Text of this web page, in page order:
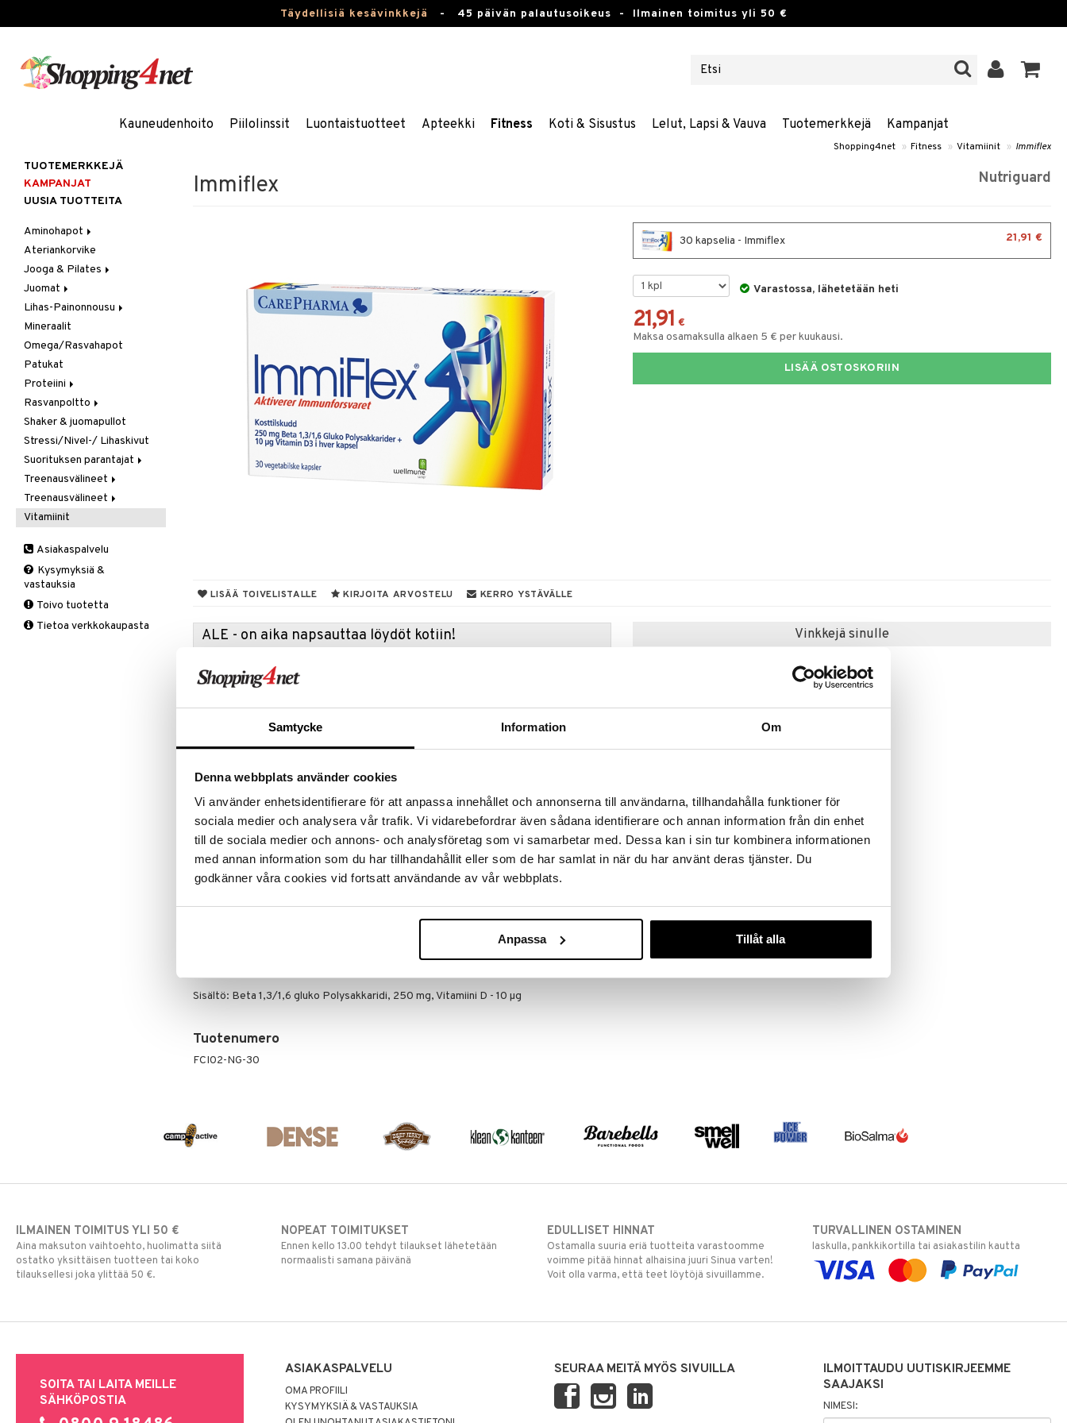
Samtycke Information Om
Denna webbplats använder cookies
Vi använder enhetsidentifierare för att anpassa innehållet och annonserna till användarna, tillhandahålla funktioner för
sociala medier och analysera vår trafik. Vi vidarebefordrar även sådana identifierare och annan information från din enhet
till de sociala medier och annons- och analysföretag som vi samarbetar med. Dessa kan i sin tur kombinera informationen
med annan information som du har tillhandahållit eller som de har samlat in när du har använt deras tjänster. Du
godkänner våra cookies vid fortsatt användande av vår webbplats.
Anpassa Tillåt alla
Täydellisiä kesävinkkejä - 45 päivän palautusoikeus - Ilmainen toimitus yli 50 €
Kauneudenhoito Piilolinssit Luontaistuotteet Apteekki Fitness Koti & Sisustus Lelut, Lapsi & Vauva Tuotemerkkejä Kampanjat
Shopping4net » Fitness » Vitamiinit » Immiflex
Nutriguard
Immiflex
30 kapselia - Immiflex 21,91 €
Varastossa, lähetetään heti
21,91 €
Maksa osamaksulla alkaen 5 € per kuukausi.
LISÄÄ OSTOSKORIIN
LISÄÄ TOIVELISTALLE KIRJOITA ARVOSTELU KERRO YSTÄVÄLLE
ALE - on aika napsauttaa löydöt kotiin!
Ale on voimassa 31.8.2026 asti mutta ole nopea -
suosikkituotteesi voivat päästä loppumaan!
Näe kaikki ale-löydöt »
Tuotetieto
Carepharma Immiflex on markkinoiden voimakkain Betaglukaanivalmiste
(immunoglukaani) sisältäen yli 80% WPG Wellmune Betaglukaaneja. Immiflex sisältää
Wellmune WGP.tä joka on suojattu yli 40 patentin avulla.
Immiflex Carepharman Farmakoterapeuttisesta Nutrition-valikoimasta sisältää Beta
soluseinämistä.
Sisältö: Beta 1,3/1,6 gluko Polysakkaridi, 250 mg, Vitamiini D - 10 µg
Tuotenumero
FCI02-NG-30
Vinkkejä sinulle
ImmiFlex Kids
NUTRIGUARD
10,54 €
TUOTEMERKKEJÄ
KAMPANJAT
UUSIA TUOTTEITA
Aminohapot
Jauhe/Juoma
Kapselit/Tabletit
Ateriankorvike
Jooga & Pilates
Matot
Oheistarvikkeet
Juomat
Urheilujuomat
Lihas-Painonnousu
Aminohappo
Gainer
Kreatiini
Muut
Mineraalit
Omega/Rasvahapot
Patukat
Proteiini
Heraproteiini
Sekoitettu proteiini
Soija- & Munaproteiini
Rasvanpoltto
Kapselit/Tabletit
Shaker & juomapullot
Stressi/Nivel-/ Lihaskivut
Suorituksen parantajat
Kreatiini
Muut
Pre-Workout
Treenausvälineet
Kuntoilu
Oheistarvikkeet
Treenausvälineet
Kävelysauvat
Tuki ja suoja
Kyynärpää
Pohkeet
Polvi
Vitamiinit
Asiakaspalvelu
Kysymyksiä &
vastauksia
Toivo tuotetta
Tietoa verkkokaupasta
ILMAINEN TOIMITUS YLI 50 €
Aina maksuton vaihtoehto, huolimatta siitä
ostatko yksittäisen tuotteen tai koko
tilauksellesi joka ylittää 50 €.
NOPEAT TOIMITUKSET
Ennen kello 13.00 tehdyt tilaukset lähetetään
normaalisti samana päivänä
EDULLISET HINNAT
Ostamalla suuria eriä tuotteita varastoomme
voimme pitää hinnat alhaisina juuri Sinua varten!
Voit olla varma, että teet löytöjä sivuillamme.
TURVALLINEN OSTAMINEN
laskulla, pankkikortilla tai asiakastilin kautta
SOITA TAI LAITA MEILLE
SÄHKÖPOSTIA
ASIAKASPALVELU
OMA PROFIILI
KYSYMYKSIÄ & VASTAUKSIA
SEURAA MEITÄ MYÖS SIVUILLA
ILMOITTAUDU UUTISKIRJEEMME
SAAJAKSI
NIMESI: